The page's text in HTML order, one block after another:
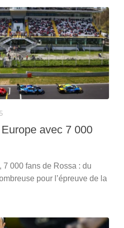
avec 7 000
7 000 fans de Rossa : du
pour l’épreuve de la